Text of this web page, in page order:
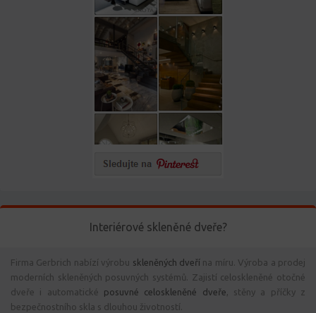
Interiérové skleněné dveře?
Firma Gerbrich nabízí výrobu skleněných dveří na míru. Výroba a prodej
moderních skleněných posuvných systémů. Zajistí celoskleněné otočné
dveře i automatické posuvné celoskleněné dveře, stěny a příčky z
bezpečnostního skla s dlouhou životností.